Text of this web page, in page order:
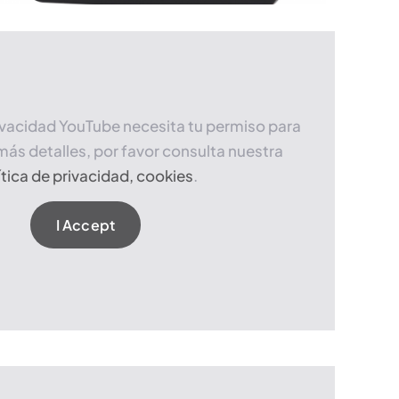
YouTube necesita tu permiso para
detalles, por favor consulta nuestra
de privacidad, cookies.
I Accept